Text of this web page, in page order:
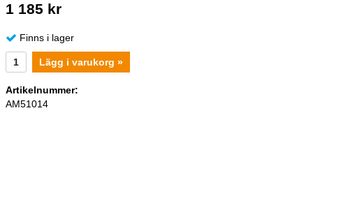
1 185 kr
Finns i lager
Lägg i varukorg »
Artikelnummer:
AM51014